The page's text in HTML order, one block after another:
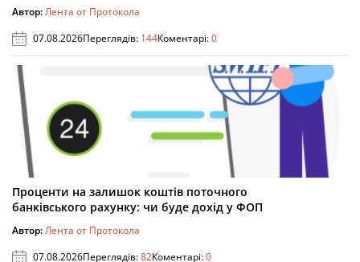
Автор:Лента от Протокола
07.08.2026Переглядів: 144Коментарі:0
Проценти на залишок коштів поточного
банківського рахунку: чи буде дохід у ФОП
Автор:Лента от Протокола
07.08.2026Переглядів:82Коментарі:0